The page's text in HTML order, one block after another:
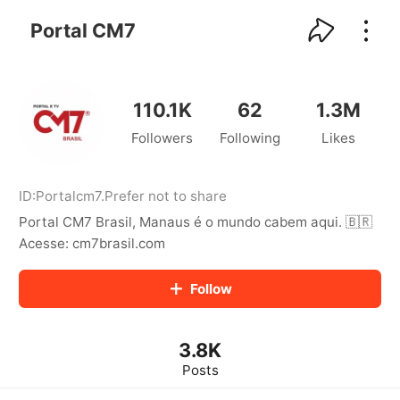
Portal CM7
110.1K
Followers
62
Following
1.3M
Likes
ID:Portalcm7.Prefer not to share
Portal CM7 Brasil, Manaus é o mundo cabem aqui. 🇧🇷
Acesse: cm7brasil.com
Follow
3.8K
Posts
kwaikwaikwaikwaikwaikwaikwaikwaikwaikwaikwaikwai
kwaikwaikwaikwaikwaikwaikwaikwaikwaikwaikwaikwai
kwaikwaikwaikwaikwaikwaikwaikwai
kwaikwaikwaikwaikwaikwaikwaikwaikwaikwaikwaikwai
kwaikwaikwaikwaikwaikwaikwaikwai
kwaikwaikwaikwaikwaikwaikwaikwaikwaikwaikwaikwai
kwaikwaikwaikwaikwaikwaikwaikwai
kwaikwaikwaikwaikwaikwaikwaikwaikwaikwaikwaikwai
kwaikwaikwaikwaikwaikwaikwaikwai
kwaikwaikwaikwaikwaikwaikwaikwaikwaikwaikwaikwai
kwaikwaikwaikwaikwaikwaikwaikwai
kwaikwaikwaikwaikwaikwaikwaikwai
kwaikwaikwaikwaikwaikwaikwaikwaikwaikwaikwaikwai